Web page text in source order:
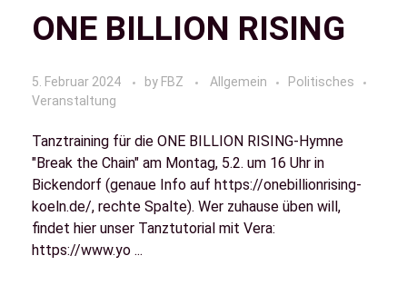
ONE BILLION RISING
5. Februar 2024 by FBZ Allgemein
Politisches
Veranstaltung
Tanztraining für die ONE BILLION RISING-Hymne
"Break the Chain" am Montag, 5.2. um 16 Uhr in
Bickendorf (genaue Info auf https://onebillionrising-
koeln.de/, rechte Spalte). Wer zuhause üben will,
findet hier unser Tanztutorial mit Vera:
https://www.yo ...